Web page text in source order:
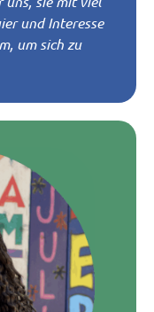
und Interesse
um sich zu